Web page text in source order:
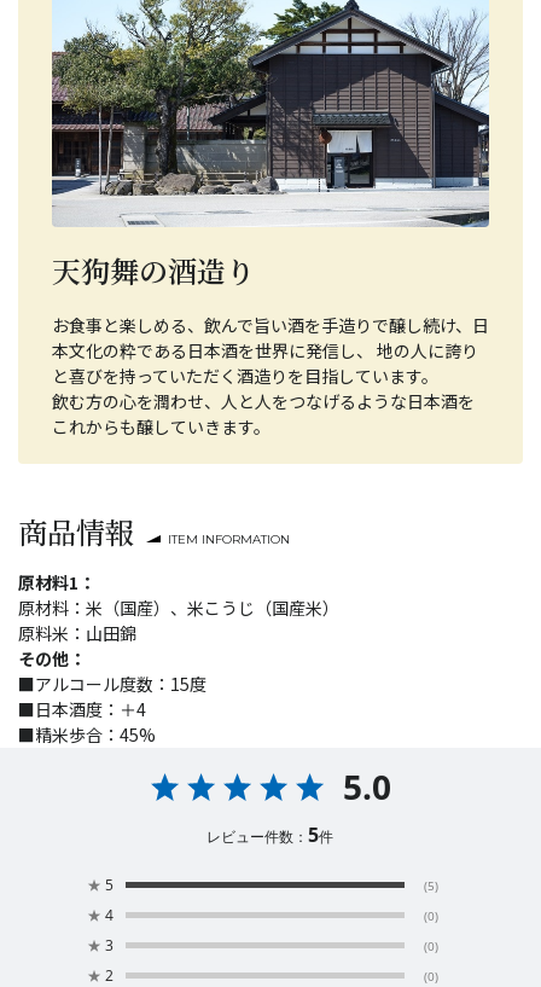
天狗舞の酒造り
お食事と楽しめる、飲んで旨い酒を手造りで醸し続け、日
本文化の粋である日本酒を世界に発信し、 地の人に誇り
と喜びを持っていただく酒造りを目指しています。
飲む方の心を潤わせ、人と人をつなげるような日本酒を
これからも醸していきます。
商品情報 ITEM INFORMATION
原材料1：
原材料：米（国産）、米こうじ（国産米）
原料米：山田錦
その他：
■アルコール度数：15度
■日本酒度：＋4
■精米歩合：45%
5.0
レビュー件数：5件
★ 5 (5)
★ 4 (0)
★ 3 (0)
★ 2 (0)